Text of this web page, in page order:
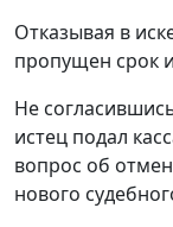
Отказывая в
пропущен срок
Не
истец подал
вопрос об
нового